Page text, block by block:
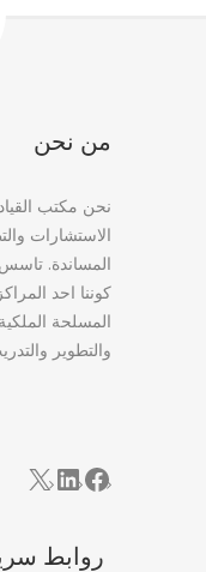
من نحن
نحن مكتب
الاستشارات
كوننا احد
المسلحة
والتطوير
Facebook
X
روابط